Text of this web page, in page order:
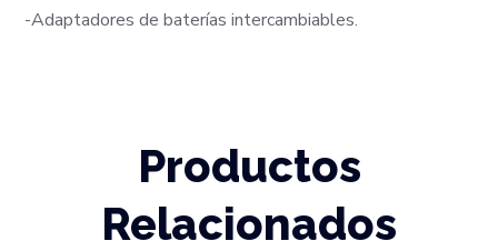
-Adaptadores de baterías intercambiables.
Productos
Relacionados